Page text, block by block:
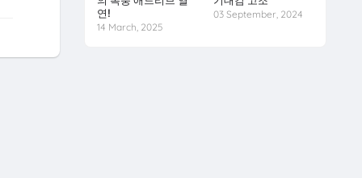
연!
14 March, 2025
03 September, 2024